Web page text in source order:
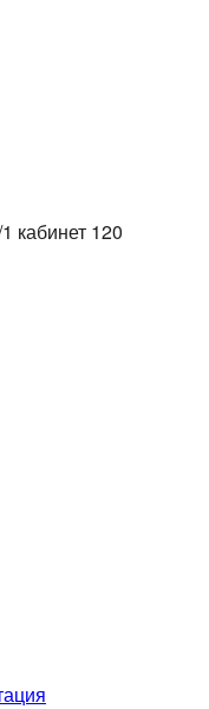
кабинет 120